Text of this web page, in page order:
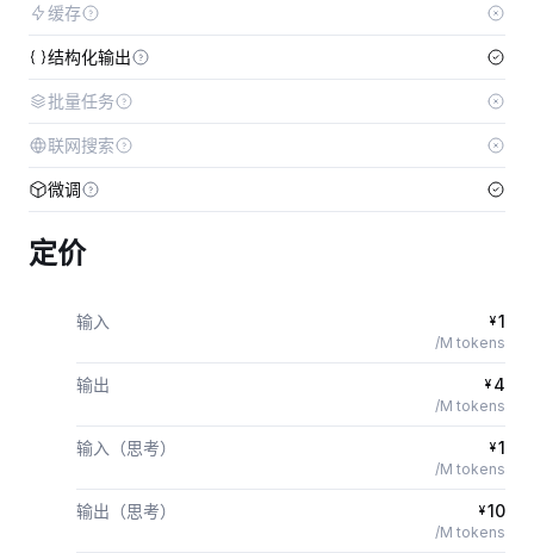
缓存
结构化输出
批量任务
联网搜索
微调
定价
输入 ¥1
/M tokens
输出 ¥ 4
/M tokens
输入（思考） ¥1
/M tokens
输出（思考） ¥10
/M tokens